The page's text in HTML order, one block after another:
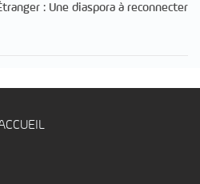
: Une diaspora à reconnecter